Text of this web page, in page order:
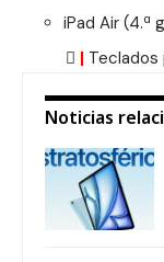
iPad Air (4.ª
 | Teclados
Noticias